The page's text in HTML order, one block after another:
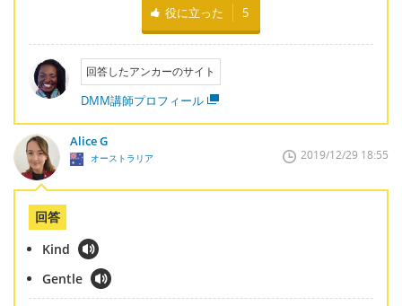
役に立った 5
回答したアンカーのサイト
DMM講師プロフィール
Alice G
オーストラリア 2019/12/29 18:55
回答
Kind
Gentle